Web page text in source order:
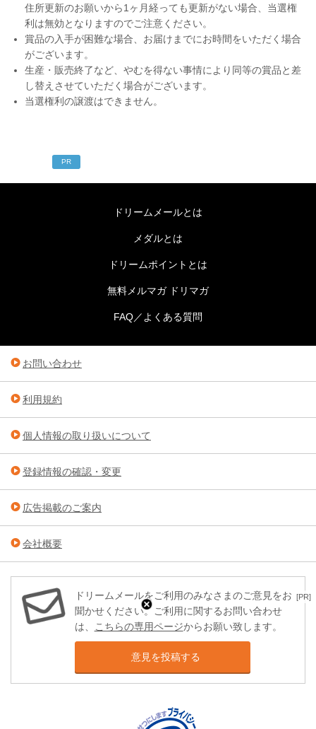
住所更新のお願いから1ヶ月経っても更新がない場合、当選権
利は無効となりますのでご注意ください。
賞品の入手が困難な場合、お届けまでにお時間をいただく場合
がございます。
生産・販売終了など、やむを得ない事情により同等の賞品と差
し替えさせていただく場合がございます。
当選権利の譲渡はできません。
[PR]
PR
ドリームメールとは
メダルとは
ドリームポイントとは
無料メルマガ ドリマガ
FAQ／よくある質問
お問い合わせ
利用規約
個人情報の取り扱いについて
登録情報の確認・変更
広告掲載のご案内
会社概要
ドリームメールをご利用のみなさまのご意見をお
聞かせください。ご利用に関するお問い合わせ
は、 こちらの専用ページからお願い致します。
意見を投稿する